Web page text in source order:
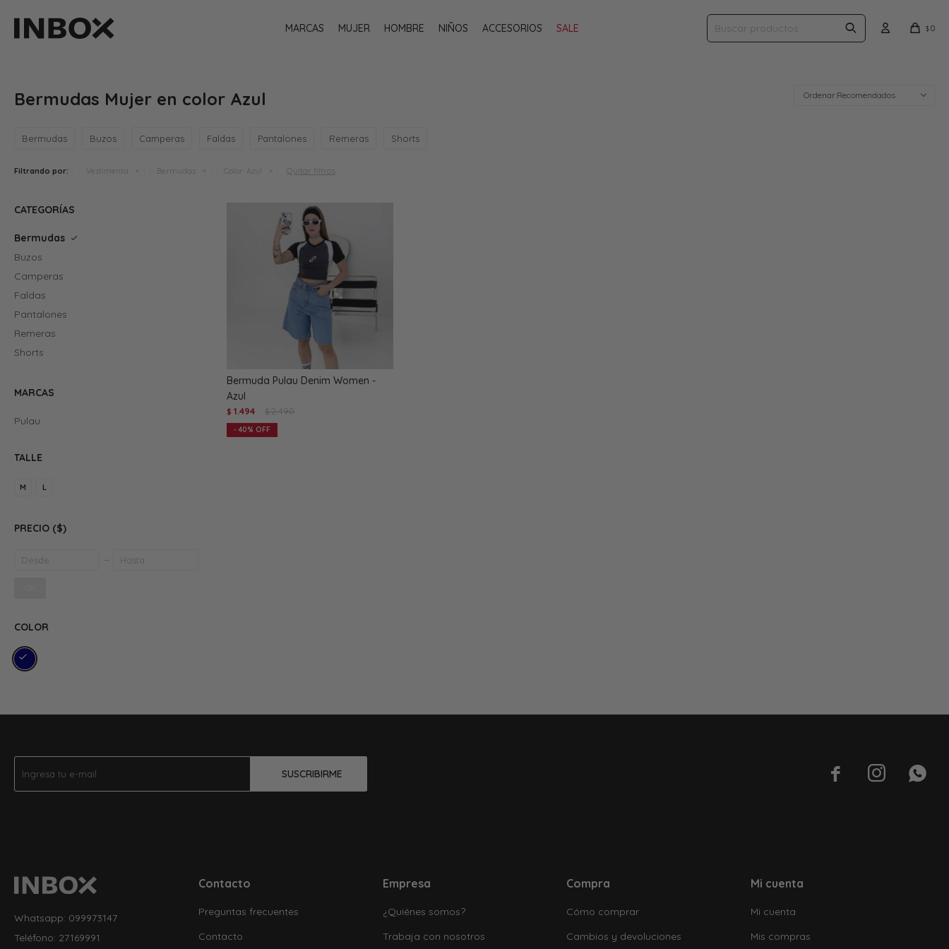
MARCAS MUJER HOMBRE NIÑOS ACCESORIOS SALE $0
Bermudas Mujer en color Azul Recomendados
Bermudas Buzos Camperas Faldas Pantalones Remeras Shorts
Filtrando por: Vestimenta Bermudas Color: Azul Quitar filtros
Bermuda Pulau Denim Women -
Azul
$ 1.494 $ 2.490
40
CATEGORÍAS
Bermudas
Buzos
Camperas
Faldas
Pantalones
Remeras
Shorts
MARCAS
Pulau
TALLE
M L
PRECIO ($)
COLOR
SUSCRIBIRME   
Whatsapp: 099973147
Teléfono: 27169991
Contacto
Preguntas frecuentes
Contacto
Empresa
¿Quiénes somos?
Trabaja con nosotros
Compra
Cómo comprar
Cambios y devoluciones
Mi cuenta
Mi cuenta
Mis compras